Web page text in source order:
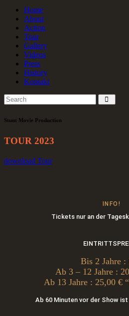
Home
About
Action
Tour
Gallery
Videos
Press
History
Kontakt
Stunt Movie Production
TOUR 2023
download Tour
INFO!
Tickets nur an der
Bis 2 Jahre :
Ab 3 – 12 Jahre :
Ab 13 Jahre : 25,00 €
Ab 60 Minuten vor der Show